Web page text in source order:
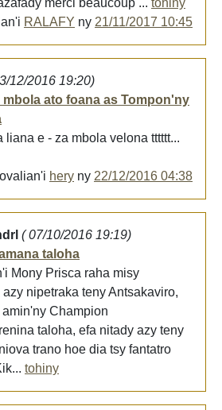
RALAFY ny 21/11/2017 10:45
12/2016 19:20)
mbola ato foana as Tompon'ny
liana e - za mbola velona tttttt...
hery ny 22/12/2016 04:38
( 07/10/2016 19:19)
taloha
Mony Prisca raha misy
nipetraka teny Antsakaviro,
Champion
taloha, efa nitady azy teny
trano hoe dia tsy fantatro
tohiny